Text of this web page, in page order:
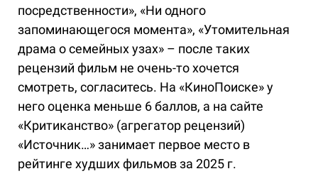
посредственности», «Ни одного
запоминающегося момента», «Утомительная
драма о семейных узах» – после таких
рецензий фильм не очень-то хочется
смотреть, согласитесь. На «КиноПоиске» у
него оценка меньше 6 баллов, а на сайте
«Критиканство» (агрегатор рецензий)
«Источник…» занимает первое место в
рейтинге худших фильмов за 2025 г.